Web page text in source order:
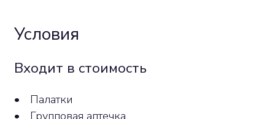
Условия
Входит в стоимость
•
Палатки
•
Групповая аптечка